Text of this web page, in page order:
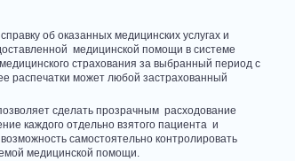
об оказанных медицинских услугах и
медицинской помощи в системе
страхования за выбранный период с
распечатки может любой застрахованный
сделать прозрачным расходование
каждого отдельно взятого пациента и
самостоятельно контролировать
медицинской помощи.